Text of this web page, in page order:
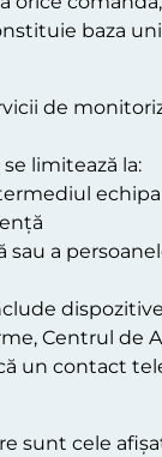
baza
de
limitează la:
a
Centrul
un contact
sunt cele